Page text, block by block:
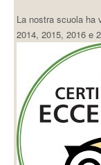
La nostra scuola ha
2014, 2015, 2016 e